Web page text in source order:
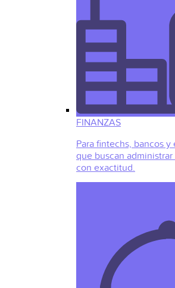
FINANZAS
Para fintechs, bancos
que buscan
con exactitud.